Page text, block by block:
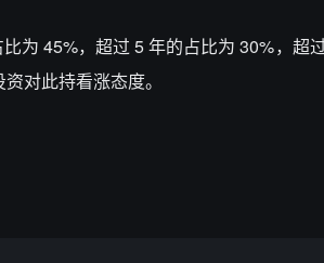
为 45%，超过 5 年的占比为 30%，超
对此持看涨态度。